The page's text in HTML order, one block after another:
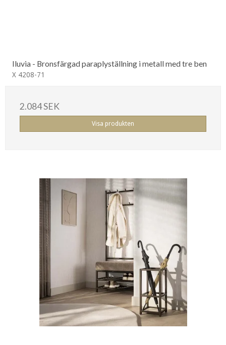
Iluvia - Bronsfärgad paraplyställning i metall med tre ben
X 4208-71
2.084 SEK
Visa produkten